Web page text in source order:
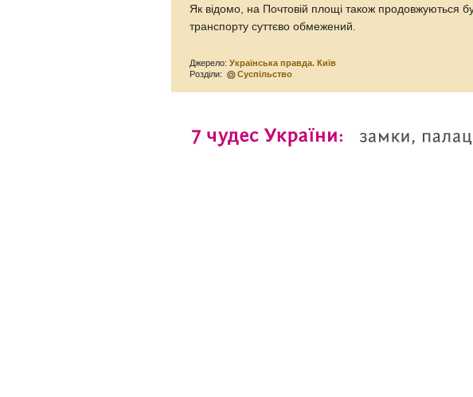
Як відомо, на Почтовій площі також продовжуються
транспорту суттєво обмежений.
Джерело:Українська правда. Київ
Розділи:
Суспільство